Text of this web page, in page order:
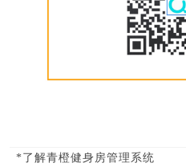
*了解青橙健身房管理系统